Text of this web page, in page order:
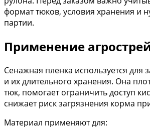
формат тюков, условия хранения и
партии.
Применение
Сенажная пленка используется для
и их длительного хранения. Она
тюк, помогает ограничить доступ
снижает риск загрязнения корма
Материал применяют для: